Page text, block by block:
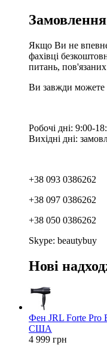
Якщо Ви не
фахівці
питань,
Ви завжди можете
Робочі дні: 9:00-
Вихідні дні:
+38 093 0386262
+38 097 0386262
+38 050 0386262
Skype: beautybuy
Нові
Фен JRL Forte Pro
США
4 999 грн